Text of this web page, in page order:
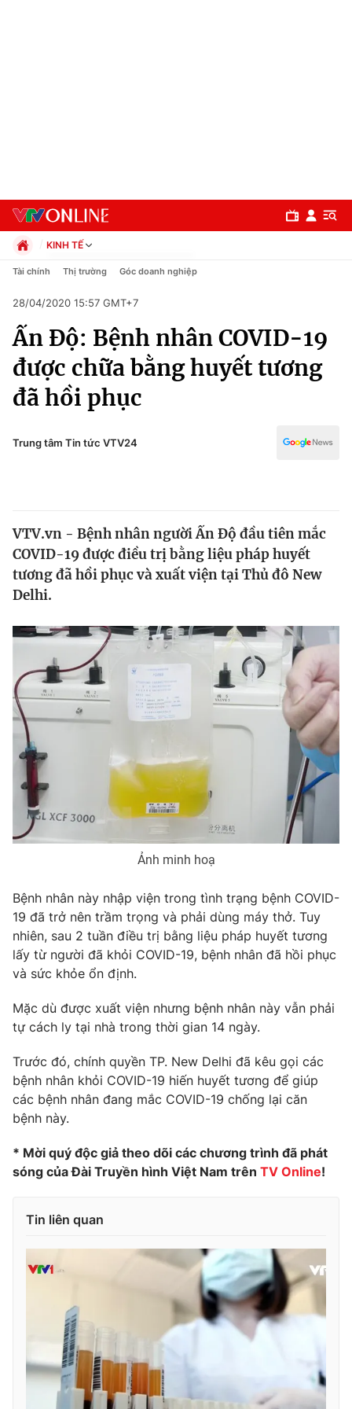
Chuyên mục
Chính trị
Xã hội
Pháp luật
Thế giới
Tin tức
Thế giới đó đây
Câu chuyện quốc tế
Kinh tế
Góc doanh nghiệp
Dữ liệu và đời sống
Truyền hình
Phim VTV
Hậu trường
Nhân vật
Khán giả
Giải sao mai
Giải trí
Điện ảnh
Âm nhạc
Sao
Đời sống
Du lịch
Làm đẹp
Chất lượng cuộc sống
Giáo dục
Tuyển sinh
Hitech Công nghệ tương lai
Sản phẩm
Thị trường
Giao lưu trực tuyến
Lịch phát sóng
Chuyên mục khác
Emagazine Podcast
Photo Infographic
Video
VTV Money VTV Thể thao
VTV Sức khoẻ
Thị trường 24h Tấm lòng Việt
Vươn mình bằng AI
Liên hệ tòa soạn English
KINH TẾ
Chính trị
Pháp luật
Kinh tế
Thể thao
Truyền hình
Văn hóa - Giải trí
Tài chính Thị trường Góc doanh nghiệp
28/04/2020 15:57 GMT+7
Ấn Độ: Bệnh nhân COVID-19
được chữa bằng huyết tương
đã hồi phục
Trung tâm Tin tức VTV24
VTV.vn - Bệnh nhân người Ấn Độ đầu tiên mắc
COVID-19 được điều trị bằng liệu pháp huyết
tương đã hồi phục và xuất viện tại Thủ đô New
Delhi.
Ảnh minh hoạ
Bệnh nhân này nhập viện trong tình trạng bệnh COVID-
19 đã trở nên trầm trọng và phải dùng máy thở. Tuy
nhiên, sau 2 tuần điều trị bằng liệu pháp huyết tương
lấy từ người đã khỏi COVID-19, bệnh nhân đã hồi phục
và sức khỏe ổn định.
Mặc dù được xuất viện nhưng bệnh nhân này vẫn phải
tự cách ly tại nhà trong thời gian 14 ngày.
Trước đó, chính quyền TP. New Delhi đã kêu gọi các
bệnh nhân khỏi COVID-19 hiến huyết tương để giúp
các bệnh nhân đang mắc COVID-19 chống lại căn
bệnh này.
* Mời quý độc giả theo dõi các chương trình đã phát
sóng của Đài Truyền hình Việt Nam trên TV Online!
Tin liên quan